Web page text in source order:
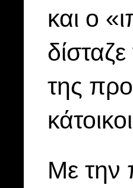
και ο
της
Με την